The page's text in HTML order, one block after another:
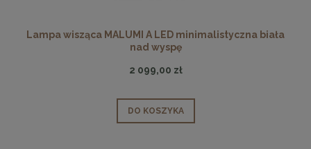
Lampa wisząca MALUMI A LED minimalistyczna biała
nad wyspę
2 099,00 zł
DO KOSZYKA